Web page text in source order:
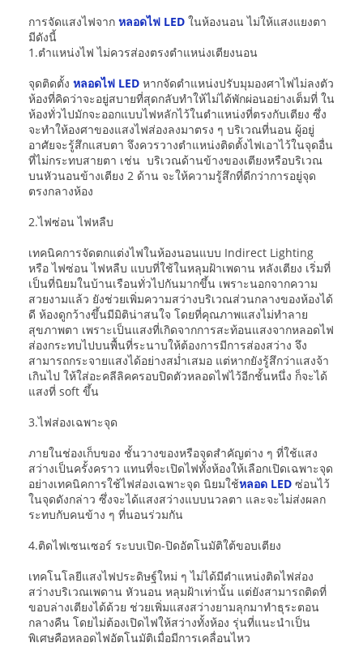
การจัดแสงไฟจาก หลอดไฟ LED ในห้องนอน ไม่ให้แสงแยงตา
มีดังนี้
1.ตำแหน่งไฟ ไม่ควรส่องตรงตำแหน่งเตียงนอน
จุดติดตั้ง หลอดไฟ LED หากจัดตำแหน่งปรับมุมองศาไฟไม่ลงตัว
ห้องที่คิดว่าจะอยู่สบายที่สุดกลับทำให้ไม่ได้พักผ่อนอย่างเต็มที่ ใน
ห้องทั่วไปมักจะออกแบบไฟหลักไว้ในตำแหน่งที่ตรงกับเตียง ซึ่ง
จะทำให้องศาของแสงไฟส่องลงมาตรง ๆ บริเวณที่นอน ผู้อยู่
อาศัยจะรู้สึกแสบตา จึงควรวางตำแหน่งติดตั้งไฟเอาไว้ในจุดอื่น
ที่ไม่กระทบสายตา เช่น บริเวณด้านข้างของเตียงหรือบริเวณ
บนหัวนอนข้างเตียง 2 ด้าน จะให้ความรู้สึกที่ดีกว่าการอยู่จุด
ตรงกลางห้อง
2.ไฟซ่อน ไฟหลืบ
เทคนิคการจัดตกแต่งไฟในห้องนอนแบบ Indirect Lighting
หรือ ไฟซ่อน ไฟหลืบ แบบที่ใช้ในหลุมฝ้าเพดาน หลังเตียง เริ่มที่
เป็นที่นิยมในบ้านเรือนทั่วไปกันมากขึ้น เพราะนอกจากความ
สวยงามแล้ว ยังช่วยเพิ่มความสว่างบริเวณส่วนกลางของห้องได้
ดี ห้องดูกว้างขึ้นมีมิติน่าสนใจ โดยที่คุณภาพแสงไม่ทำลาย
สุขภาพตา เพราะเป็นแสงที่เกิดจากการสะท้อนแสงจากหลอดไฟ
ส่องกระทบไปบนพื้นที่ระนาบให้ต้องการมีการส่องสว่าง จึง
สามารถกระจายแสงได้อย่างสม่ำเสมอ แต่หากยังรู้สึกว่าแสงจ้า
เกินไป ให้ใส่อะคลีลิคครอบปิดตัวหลอดไฟไว้อีกชั้นหนึ่ง ก็จะได้
แสงที่ soft ขึ้น
3.ไฟส่องเฉพาะจุด
ภายในช่องเก็บของ ชั้นวางของหรือจุดสำคัญต่าง ๆ ที่ใช้แสง
สว่างเป็นครั้งคราว แทนที่จะเปิดไฟทั้งห้องให้เลือกเปิดเฉพาะจุด
อย่างเทคนิคการใช้ไฟส่องเฉพาะจุด นิยมใช้หลอด LED ซ่อนไว้
ในจุดดังกล่าว ซึ่งจะได้แสงสว่างแบบนวลตา และจะไม่ส่งผลก
ระทบกับคนข้าง ๆ ที่นอนร่วมกัน
4.ติดไฟเซนเซอร์ ระบบเปิด-ปิดอัตโนมัติใต้ขอบเตียง
เทคโนโลยีแสงไฟประดิษฐ์ใหม่ ๆ ไม่ได้มีตำแหน่งติดไฟส่อง
สว่างบริเวณเพดาน หัวนอน หลุมฝ้าเท่านั้น แต่ยังสามารถติดที่
ขอบล่างเตียงได้ด้วย ช่วยเพิ่มแสงสว่างยามลุกมาทำธุระตอน
กลางคืน โดยไม่ต้องเปิดไฟให้สว่างทั้งห้อง รุ่นที่แนะนำเป็น
พิเศษคือหลอดไฟอัตโนมัติเมื่อมีการเคลื่อนไหว